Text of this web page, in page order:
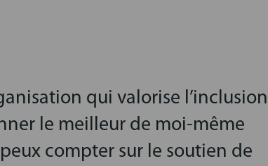
qui valorise l’inclusion
le meilleur de moi-même
compter sur le soutien de